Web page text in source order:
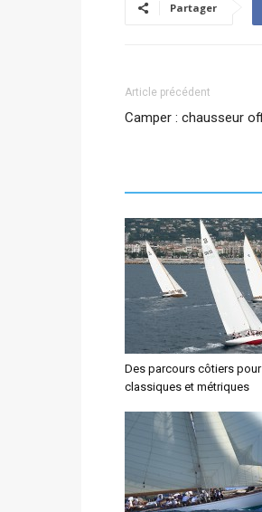
Partager
Article précédent
Camper : chausseur
Des parcours côtiers
classiques et métriques